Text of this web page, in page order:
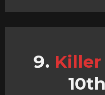
Killer